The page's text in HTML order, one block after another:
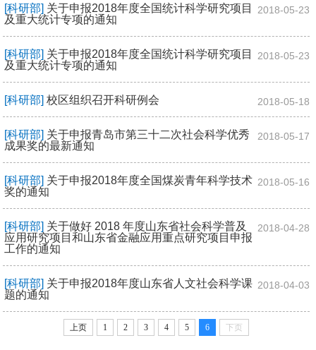
[科研部] 关于申报2018年度全国统计科学研究项目
及重大统计专项的通知
2018-05-23
[科研部] 关于申报2018年度全国统计科学研究项目
及重大统计专项的通知
2018-05-23
[科研部]校区组织召开科研例会 2018-05-18
[科研部] 关于申报青岛市第三十二次社会科学优秀
成果奖的最新通知
2018-05-17
[科研部] 关于申报2018年度全国煤炭青年科学技术
奖的通知
2018-05-16
[科研部] 关于做好 2018 年度山东省社会科学普及
应用研究项目和山东省金融应用重点研究项目申报
工作的通知
2018-04-28
[科研部] 关于申报2018年度山东省人文社会科学课
题的通知
2018-04-03
上页 1 2 3 4 5 6 下页